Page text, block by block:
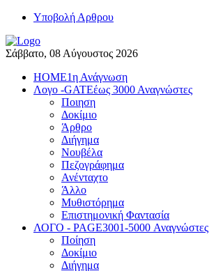
Yποβολή Αρθρου
Σάββατο, 08 Αύγουστος 2026
HOME1η Ανάγνωση
Λογο -GATEέως 3000 Αναγνώστες
Ποιηση
Δοκίμιο
Άρθρο
Διήγημα
Νουβέλα
Πεζογράφημα
Ανένταχτο
Άλλο
Μυθιστόρημα
Επιστημονική Φαντασία
ΛΟΓΟ - PAGE3001-5000 Αναγνώστες
Ποίηση
Δοκίμιο
Διήγημα